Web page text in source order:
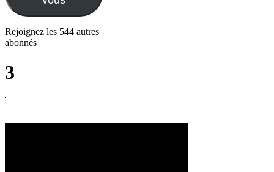
Rejoignez les 544 autres
abonnés
3